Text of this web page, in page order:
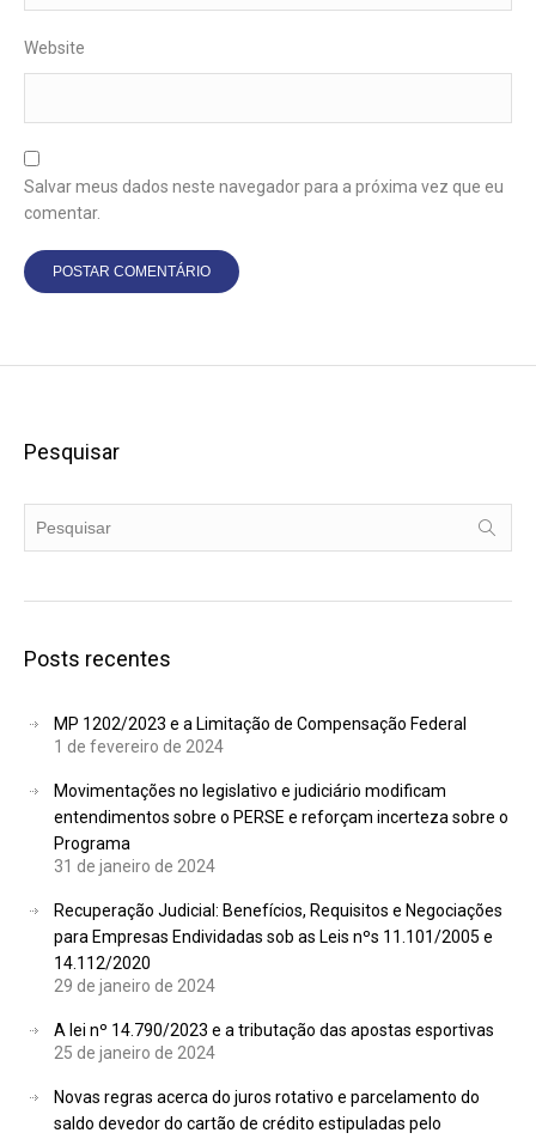
Website
Salvar meus dados neste navegador para a próxima vez que eu
comentar.
Pesquisar
Posts recentes
MP 1202/2023 e a Limitação de Compensação Federal
1 de fevereiro de 2024
Movimentações no legislativo e judiciário modificam
entendimentos sobre o PERSE e reforçam incerteza sobre o
Programa
31 de janeiro de 2024
Recuperação Judicial: Benefícios, Requisitos e Negociações
para Empresas Endividadas sob as Leis nºs 11.101/2005 e
14.112/2020
29 de janeiro de 2024
A lei nº 14.790/2023 e a tributação das apostas esportivas
25 de janeiro de 2024
Novas regras acerca do juros rotativo e parcelamento do
saldo devedor do cartão de crédito estipuladas pelo